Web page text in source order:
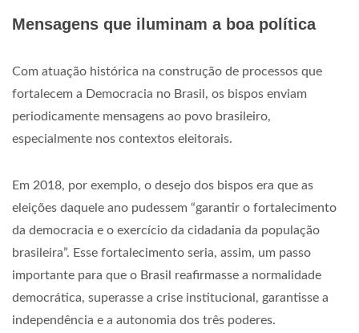
Mensagens que iluminam a boa política
Com atuação histórica na construção de processos que
fortalecem a Democracia no Brasil, os bispos enviam
periodicamente mensagens ao povo brasileiro,
especialmente nos contextos eleitorais.
Em 2018, por exemplo, o desejo dos bispos era que as
eleições daquele ano pudessem “garantir o fortalecimento
da democracia e o exercício da cidadania da população
brasileira”. Esse fortalecimento seria, assim, um passo
importante para que o Brasil reafirmasse a normalidade
democrática, superasse a crise institucional, garantisse a
independência e a autonomia dos três poderes.